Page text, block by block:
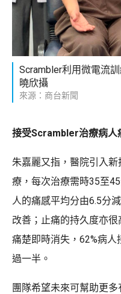
Scrambler利用微電流
曉欣攝
來源：商台新聞
接受Scrambler治療病人
朱嘉麗又指，醫院引入
療，每次治療需時35至
人的痛感平均分由6.5分
改善；止痛的持久度亦
痛楚即時消失，62%病
過一半。
團隊希望未來可幫助更